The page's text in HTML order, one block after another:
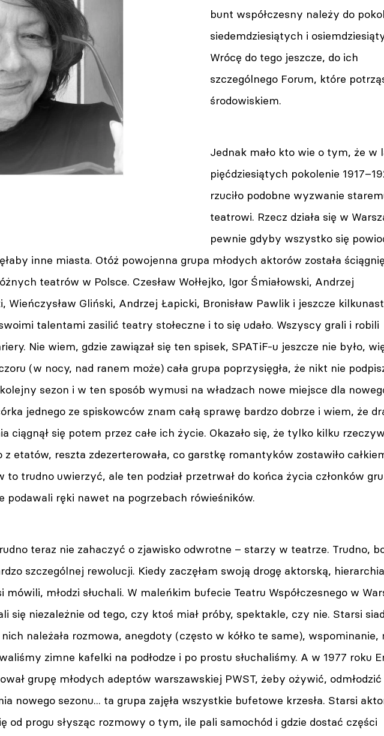
bunt współczesny należy do
siedemdziesiątych i
Wrócę do tego jeszcze, do ich
szczególnego Forum, które
środowiskiem.
Jednak mało kto wie o tym, że w
pięćdziesiątych pokolenie
rzuciło podobne wyzwanie
teatrowi. Rzecz działa się w
pewnie gdyby wszystko się
inne miasta. Otóż powojenna grupa młodych aktorów została
teatrów w Polsce. Czesław Wołłejko, Igor Śmiałowski, Andrzej
Wieńczysław Gliński, Andrzej Łapicki, Bronisław Pawlik i jeszcze
talentami zasilić teatry stołeczne i to się udało. Wszyscy grali i robili
Nie wiem, gdzie zawiązał się ten spisek, SPATiF-u jeszcze nie było,
(w nocy, nad ranem może) cała grupa poprzysięgła, że nikt nie
sezon i w ten sposób wymusi na władzach nowe miejsce dla
jednego ze spiskowców znam całą sprawę bardzo dobrze i wiem, że
ciągnął się potem przez całe ich życie. Okazało się, że tylko kilku
z etatów, reszta zdezerterowała, co garstkę romantyków zostawiło
to trudno uwierzyć, ale ten podział przetrwał do końca życia członków
podawali ręki nawet na pogrzebach rówieśników.
teraz nie zahaczyć o zjawisko odwrotne – starzy w teatrze. Trudno,
szczególnej rewolucji. Kiedy zaczęłam swoją drogę aktorską,
mówili, młodzi słuchali. W maleńkim bufecie Teatru Współczesnego w
się niezależnie od tego, czy ktoś miał próby, spektakle, czy nie. Starsi
nich należała rozmowa, anegdoty (często w kółko te same), wspominanie,
zimne kafelki na podłodze i po prostu słuchaliśmy. A w 1977 roku
grupę młodych adeptów warszawskiej PWST, żeby ożywić, odmłodzić
nowego sezonu... ta grupa zajęła wszystkie bufetowe krzesła. Starsi
od progu słysząc rozmowy o tym, ile pali samochód i gdzie dostać części